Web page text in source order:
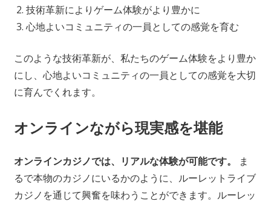
技術革新によりゲーム体験がより豊かに
心地よいコミュニティの一員としての感覚を育む
このような技術革新が、私たちのゲーム体験をより豊か
にし、心地よいコミュニティの一員としての感覚を大切
に育んでくれます。
オンラインながら現実感を堪能
オンラインカジノでは、リアルな体験が可能です。
ま
るで本物のカジノにいるかのように、ルーレットライブ
カジノを通じて興奮を味わうことができます。ルーレッ